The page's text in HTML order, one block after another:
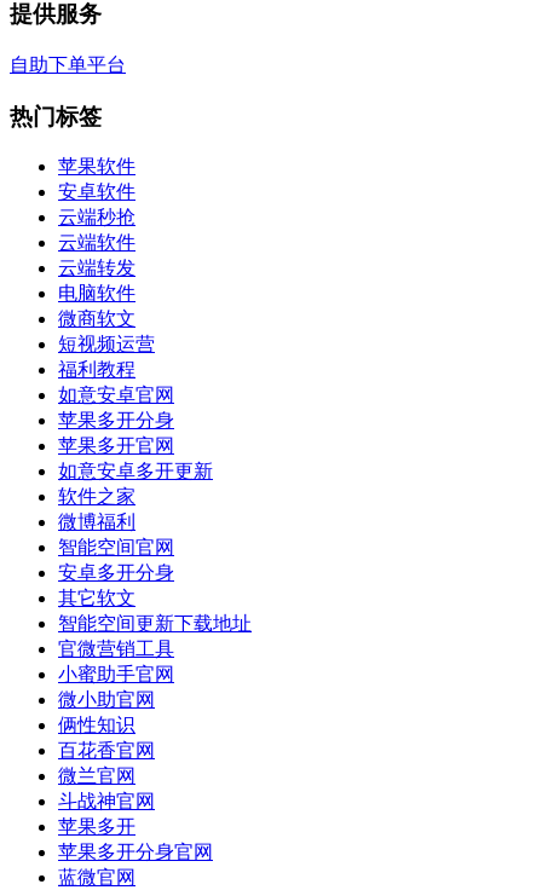
提供服务
自助下单平台
热门标签
苹果软件
安卓软件
云端秒抢
云端软件
云端转发
电脑软件
微商软文
短视频运营
福利教程
如意安卓官网
苹果多开分身
苹果多开官网
如意安卓多开更新
软件之家
微博福利
智能空间官网
安卓多开分身
其它软文
智能空间更新下载地址
官微营销工具
小蜜助手官网
微小助官网
俩性知识
百花香官网
微兰官网
斗战神官网
苹果多开
苹果多开分身官网
蓝微官网